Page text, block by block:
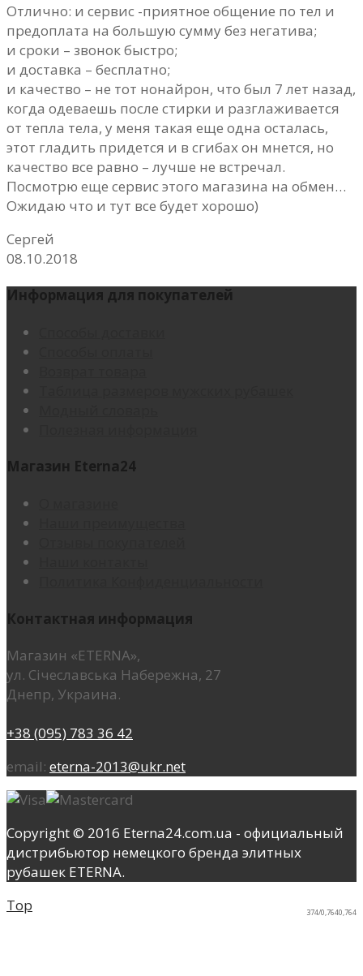
Отлично: и сервис -приятное общение по тел и
предоплата на большую сумму без негатива;
и сроки – звонок быстро;
и доставка – бесплатно;
и качество – не тот нонайрон, что был 7 лет назад,
когда одеваешь после стирки и разглаживается
от тепла тела, у меня такая еще одна осталась,
этот гладить придется и в сгибах он мнется, но
качество все равно – лучше не встречал.
Посмотрю еще сервис этого магазина на обмен…
Ожидаю что и тут все будет хорошо)
Сергей
08.10.2018
Информация для покупателей
Магазин Eterna24
Контактная информация
Магазин «ETERNA»,
ул. Січеславська Набережна, 27
Днепр, Украина.
+38 (095) 783 36 42
email: eterna-2013@ukr.net
Copyright © 2016 Eterna24.com.ua - официальный
дистрибьютор немецкого бренда элитных
рубашек ETERNA.
374/0,7640,764
Top